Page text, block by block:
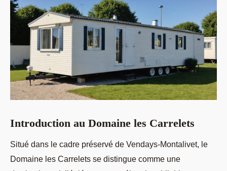
Introduction au Domaine les Carrelets
Situé dans le cadre préservé de Vendays-Montalivet, le
Domaine les Carrelets se distingue comme une